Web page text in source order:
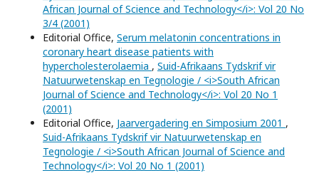
African Journal of Science and Technology</i>: Vol 20 No
3/4 (2001)
Editorial Office, Serum melatonin concentrations in
coronary heart disease patients with
hypercholesterolaemia , Suid-Afrikaans Tydskrif vir
Natuurwetenskap en Tegnologie / <i>South African
Journal of Science and Technology</i>: Vol 20 No 1
(2001)
Editorial Office, Jaarvergadering en Simposium 2001 ,
Suid-Afrikaans Tydskrif vir Natuurwetenskap en
Tegnologie / <i>South African Journal of Science and
Technology</i>: Vol 20 No 1 (2001)